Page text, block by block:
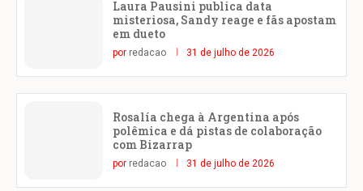
Laura Pausini publica data
misteriosa, Sandy reage e fãs apostam
em dueto
por redacao 31 de julho de 2026
Rosalía chega à Argentina após
polêmica e dá pistas de colaboração
com Bizarrap
por redacao 31 de julho de 2026